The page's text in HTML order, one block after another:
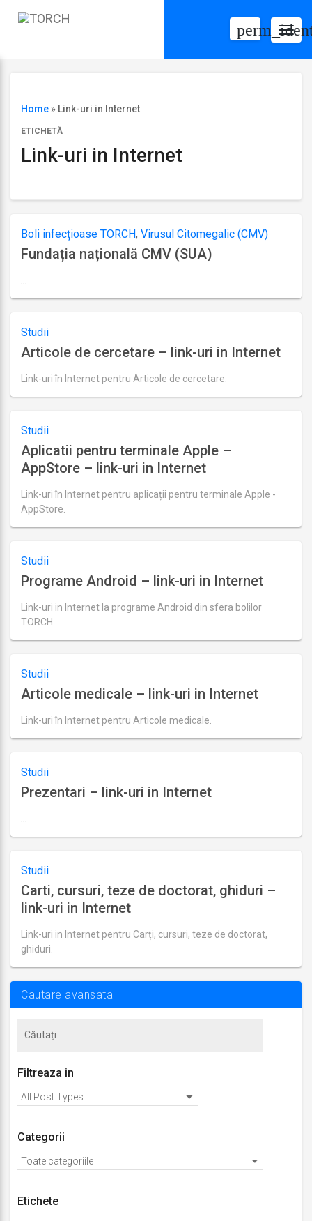
Home » Link-uri in Internet
ETICHETĂ
Link-uri in Internet
Boli infecțioase TORCH, Virusul Citomegalic (CMV)
Fundația națională CMV (SUA)
2018
Studii
Articole de cercetare – link-uri in Internet
Link-uri în Internet pentru Articole de cercetare.
2018
Studii
Aplicatii pentru terminale Apple –
AppStore – link-uri in Internet
Link-uri în Internet pentru aplicații pentru terminale Apple -
AppStore.
2018
Studii
Programe Android – link-uri in Internet
Link-uri in Internet la programe Android din sfera bolilor
TORCH.
2018
Studii
Articole medicale – link-uri in Internet
Link-uri în Internet pentru Articole medicale.
2018
Studii
Prezentari – link-uri in Internet
2018
Studii
Carti, cursuri, teze de doctorat, ghiduri –
link-uri in Internet
Link-uri in Internet pentru Carți, cursuri, teze de doctorat,
ghiduri.
29,
2018
Cautare avansata
Filtreaza in
Categorii
Etichete